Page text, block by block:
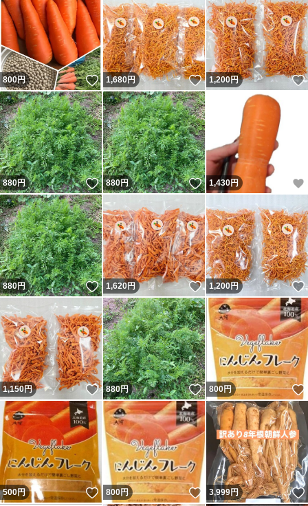
800円 いいね！
1,680円 いいね！
1,200円
880円 いいね！
880円 いいね！
1,430円
880円 いいね！
1,620円 いいね！
1,200円
1,150円 いいね！
880円 いいね！
800円
500円 いいね！
800円 いいね！
3,999円